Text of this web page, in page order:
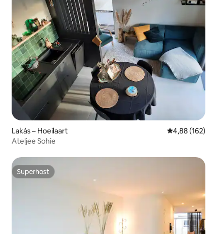
Lakás – Hoeilaart Átlagos
4,88 (162)
Ateljee Sohie
Superhost
Superhost